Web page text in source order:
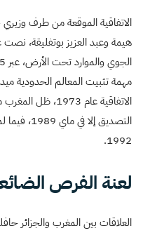
الاتفاقية الموقعة من طرف وزيري
هيمة وعبد العزيز بوتفليقة،
مهمة تثبيت المعالم الحدودية
الاتفاقية عام
التصديق
1992.
لعنة الفرص
العلاقات بين المغرب والجزائر